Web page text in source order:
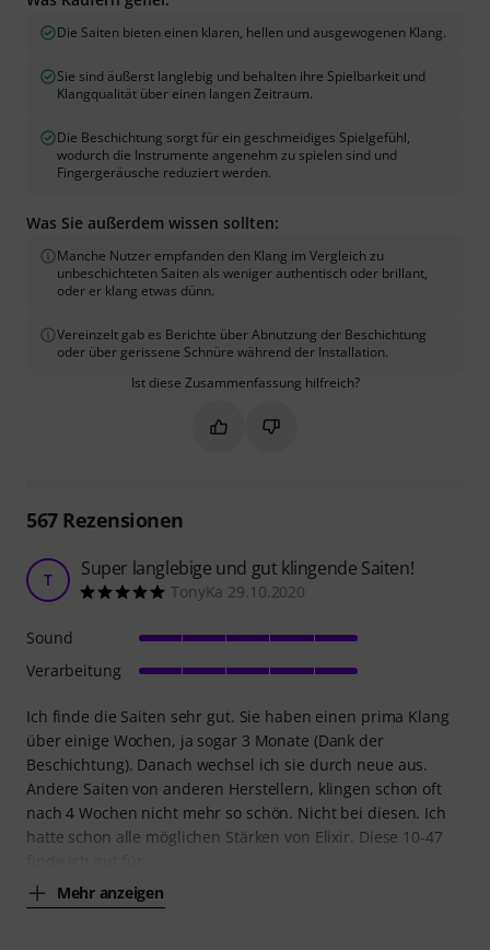
Die Saiten bieten einen klaren, hellen und ausgewogenen Klang.
Sie sind äußerst langlebig und behalten ihre Spielbarkeit und
Klangqualität über einen langen Zeitraum.
Die Beschichtung sorgt für ein geschmeidiges Spielgefühl,
wodurch die Instrumente angenehm zu spielen sind und
Fingergeräusche reduziert werden.
Was Sie außerdem wissen sollten:
Manche Nutzer empfanden den Klang im Vergleich zu
unbeschichteten Saiten als weniger authentisch oder brillant,
oder er klang etwas dünn.
Vereinzelt gab es Berichte über Abnutzung der Beschichtung
oder über gerissene Schnüre während der Installation.
Ist diese Zusammenfassung hilfreich?
Markieren Sie diese
Markieren Sie diese
567Rezensionen
T Super langlebige und gut klingende Saiten!
TonyKa 29.10.2020
Ich finde die Saiten sehr gut. Sie haben einen prima Klang
über einige Wochen, ja sogar 3 Monate (Dank der
Beschichtung). Danach wechsel ich sie durch neue aus.
Andere Saiten von anderen Herstellern, klingen schon oft
nach 4 Wochen nicht mehr so schön. Nicht bei diesen. Ich
hatte schon alle möglichen Stärken von Elixir. Diese 10-47
Mehr anzeigen
Sound
Verarbeitung